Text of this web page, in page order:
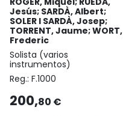
Jesús; SARDÀ, Albert;
SOLER I SARDÀ, Josep;
TORRENT, Jaume; WORT,
Frederic
Solista (varios
instrumentos)
Reg.: F.1000
200,80 €